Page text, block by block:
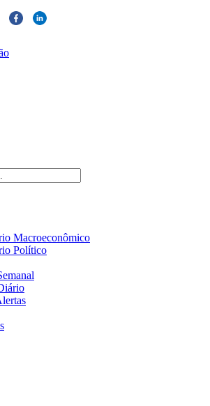
Macroeconômico
Político